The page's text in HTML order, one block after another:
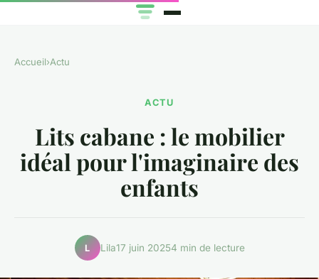
Accueil›Actu
ACTU
Lits cabane : le mobilier
idéal pour l'imaginaire des
enfants
L Lila17 juin 20254 min de lecture